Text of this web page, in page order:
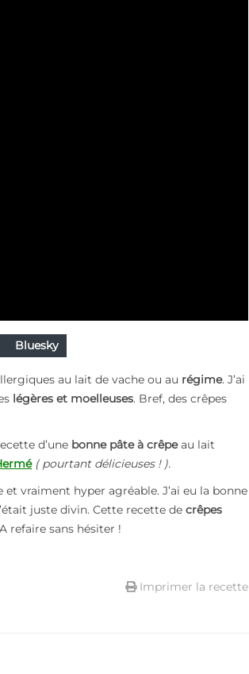
Bluesky
au lait de vache ou au régime. J’ai
légères et moelleuses. Bref, des crêpes
d’une bonne pâte à crêpeau lait
( pourtant délicieuses ! ).
vraiment hyper agréable. J’ai eu la bonne
juste divin. Cette recette de crêpes
refaire sans hésiter !
Imprimer la recette